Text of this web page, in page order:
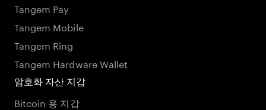
Tangem Pay
Tangem Mobile
Tangem Ring
Tangem Hardware Wallet
암호화 자산 지갑
Bitcoin 용 지갑